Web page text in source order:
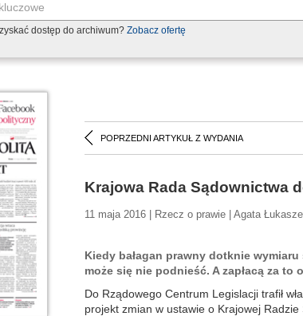
dostęp do archiwum? Zobacz ofertę
POPRZEDNI ARTYKUŁ Z WYDANIA
Krajowa Rada Sądownictwa
11 maja 2016 | Rzecz o prawie | Agata
Kiedy bałagan prawny dotknie
może się nie podnieść. A zapłacą za to
Do Rządowego Centrum Legislacji trafił
projekt zmian w ustawie o Krajowej